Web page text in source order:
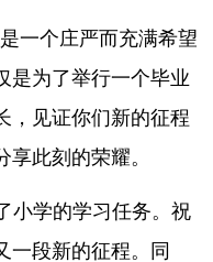
一个庄严而充满希望
是为了举行一个毕业
，见证你们新的征程
此刻的荣耀。
小学的学习任务。祝
一段新的征程。同